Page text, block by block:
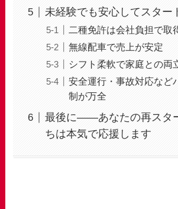
未経験でも安心してスター
二種免許は会社負担で取
無線配車で売上が安定
シフト柔軟で家庭との両
安全運行・事故対応など
制が万全
最後に——あなたの再スタ
ちは本気で応援します